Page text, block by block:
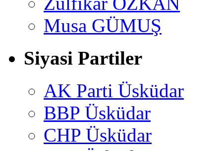
Musa GÜMUŞ
Siyasi Partiler
AK Parti Üsküdar
BBP Üsküdar
CHP Üsküdar